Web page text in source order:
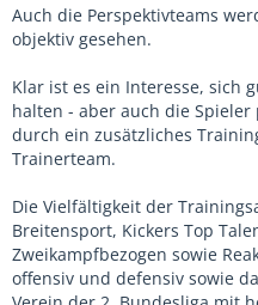
Auch die Perspektivteams
objektiv gesehen.
Klar ist es ein Interesse, sich
halten - aber auch die
durch ein zusätzliches
Trainerteam.
Die Vielfältigkeit der
Breitensport, Kickers Top
Zweikampfbezogen sowie
offensiv und defensiv sowie